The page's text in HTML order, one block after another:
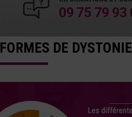
FORMES DE DYSTONIE